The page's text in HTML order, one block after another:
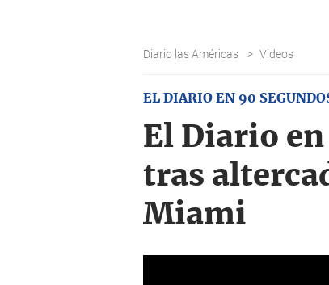
Diario las Américas > Videos
EL DIARIO EN 90
El Diario
tras
Miami